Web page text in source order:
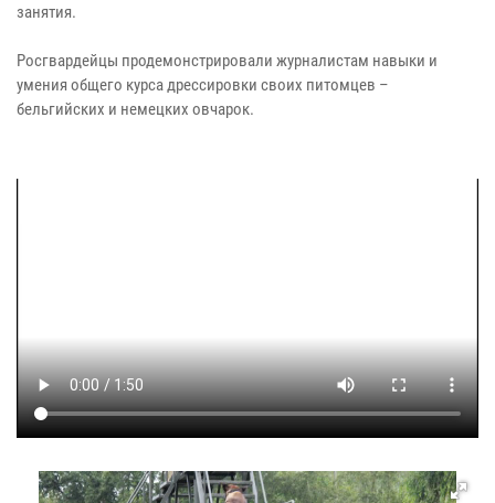
занятия.
Росгвардейцы продемонстрировали журналистам навыки и
умения общего курса дрессировки своих питомцев –
бельгийских и немецких овчарок.